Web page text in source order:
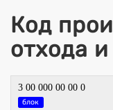
Код
отхода
3 00 000 00 00 0
блок